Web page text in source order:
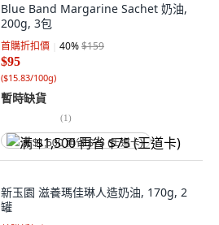
Blue Band Margarine Sachet 奶油,
200g, 3包
首購折扣價 40%$159
$95
($15.83/100g)
暫時缺貨
(1)
满 $1,500 再省 $75 (王道卡)
新玉園 滋養瑪佳琳人造奶油, 170g, 2
罐